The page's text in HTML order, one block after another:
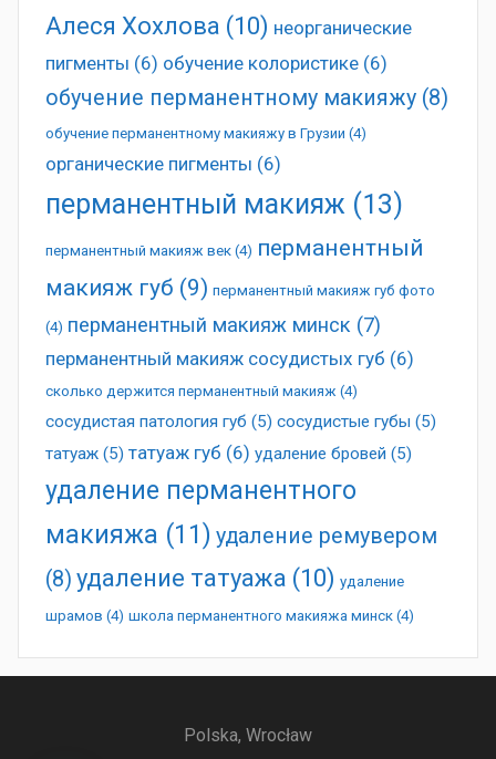
Алеся Хохлова (10) неорганические
пигменты (6) обучение колористике (6)
обучение перманентному макияжу (8)
обучение перманентному макияжу в Грузии (4)
органические пигменты (6)
перманентный макияж (13)
перманентный макияж век (4) перманентный
макияж губ (9) перманентный макияж губ фото
(4) перманентный макияж минск (7)
перманентный макияж сосудистых губ (6)
сколько держится перманентный макияж (4)
сосудистая патология губ (5) сосудистые губы (5)
татуаж (5) татуаж губ (6) удаление бровей (5)
удаление перманентного
макияжа (11) удаление ремувером
(8) удаление татуажа (10) удаление
шрамов (4) школа перманентного макияжа минск (4)
Polska, Wrocław